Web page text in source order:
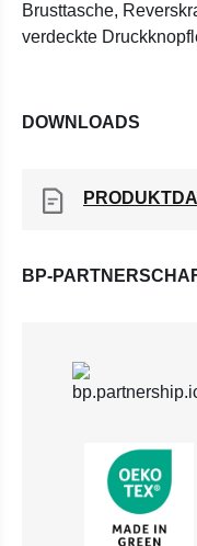
Brusttasche,
verdeckte
DOWNLOADS
BP-